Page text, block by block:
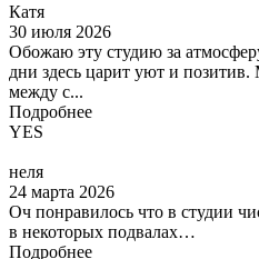
Катя
30 июля 2026
Обожаю эту студию за
дни здесь царит уют и
между с...
Подробнее
YES
неля
24 марта 2026
Оч понравилось что в студии
в некоторых подвалах…
Подробнее